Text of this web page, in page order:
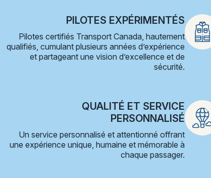
PILOTES EXPÉRIMENTÉS
Pilotes certifiés Transport Canada, hautement
qualifiés, cumulant plusieurs années d’expérience
et partageant une vision d’excellence et de
sécurité.
QUALITÉ ET SERVICE
PERSONNALISÉ
Un service personnalisé et attentionné offrant
une expérience unique, humaine et mémorable à
chaque passager.